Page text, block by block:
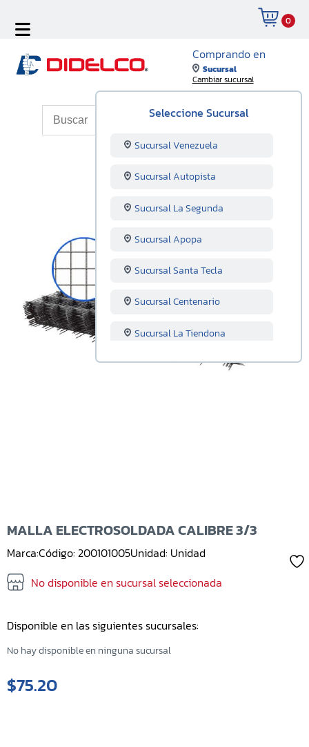
0
Comprando en
Sucursal
Cambiar sucursal
Seleccione Sucursal
Sucursal Venezuela
Sucursal Autopista
Sucursal La Segunda
Sucursal Apopa
Sucursal Santa Tecla
Sucursal Centenario
Sucursal La Tiendona
Sucursal Merliot
Sucursal Lourdes
Sucursal Usulutan
Sucursal Kilo 5
MALLA ELECTROSOLDADA CALIBRE 3/3
Marca:Código: 200101005Unidad: Unidad
No disponible en sucursal seleccionada
Disponible en las siguientes sucursales:
No hay disponible en ninguna sucursal
$75.20